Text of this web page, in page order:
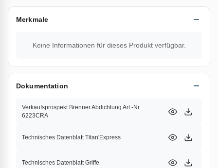
Merkmale
Keine Informationen für dieses Produkt verfügbar.
Dokumentation
Verkaufsprospekt Brenner Abdichtung Art.-Nr.
6223CRA
Technisches Datenblatt Titan'Express
Technisches Datenblatt Griffe